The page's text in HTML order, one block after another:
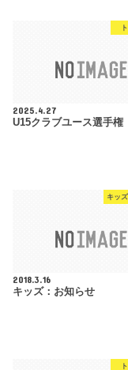
2025.4.27
U15クラブユース選手権
キッ
2018.3.16
キッズ：お知らせ